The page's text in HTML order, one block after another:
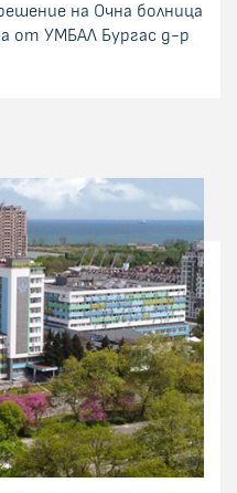
на Очна болница
от УМБАЛ Бургас д-р